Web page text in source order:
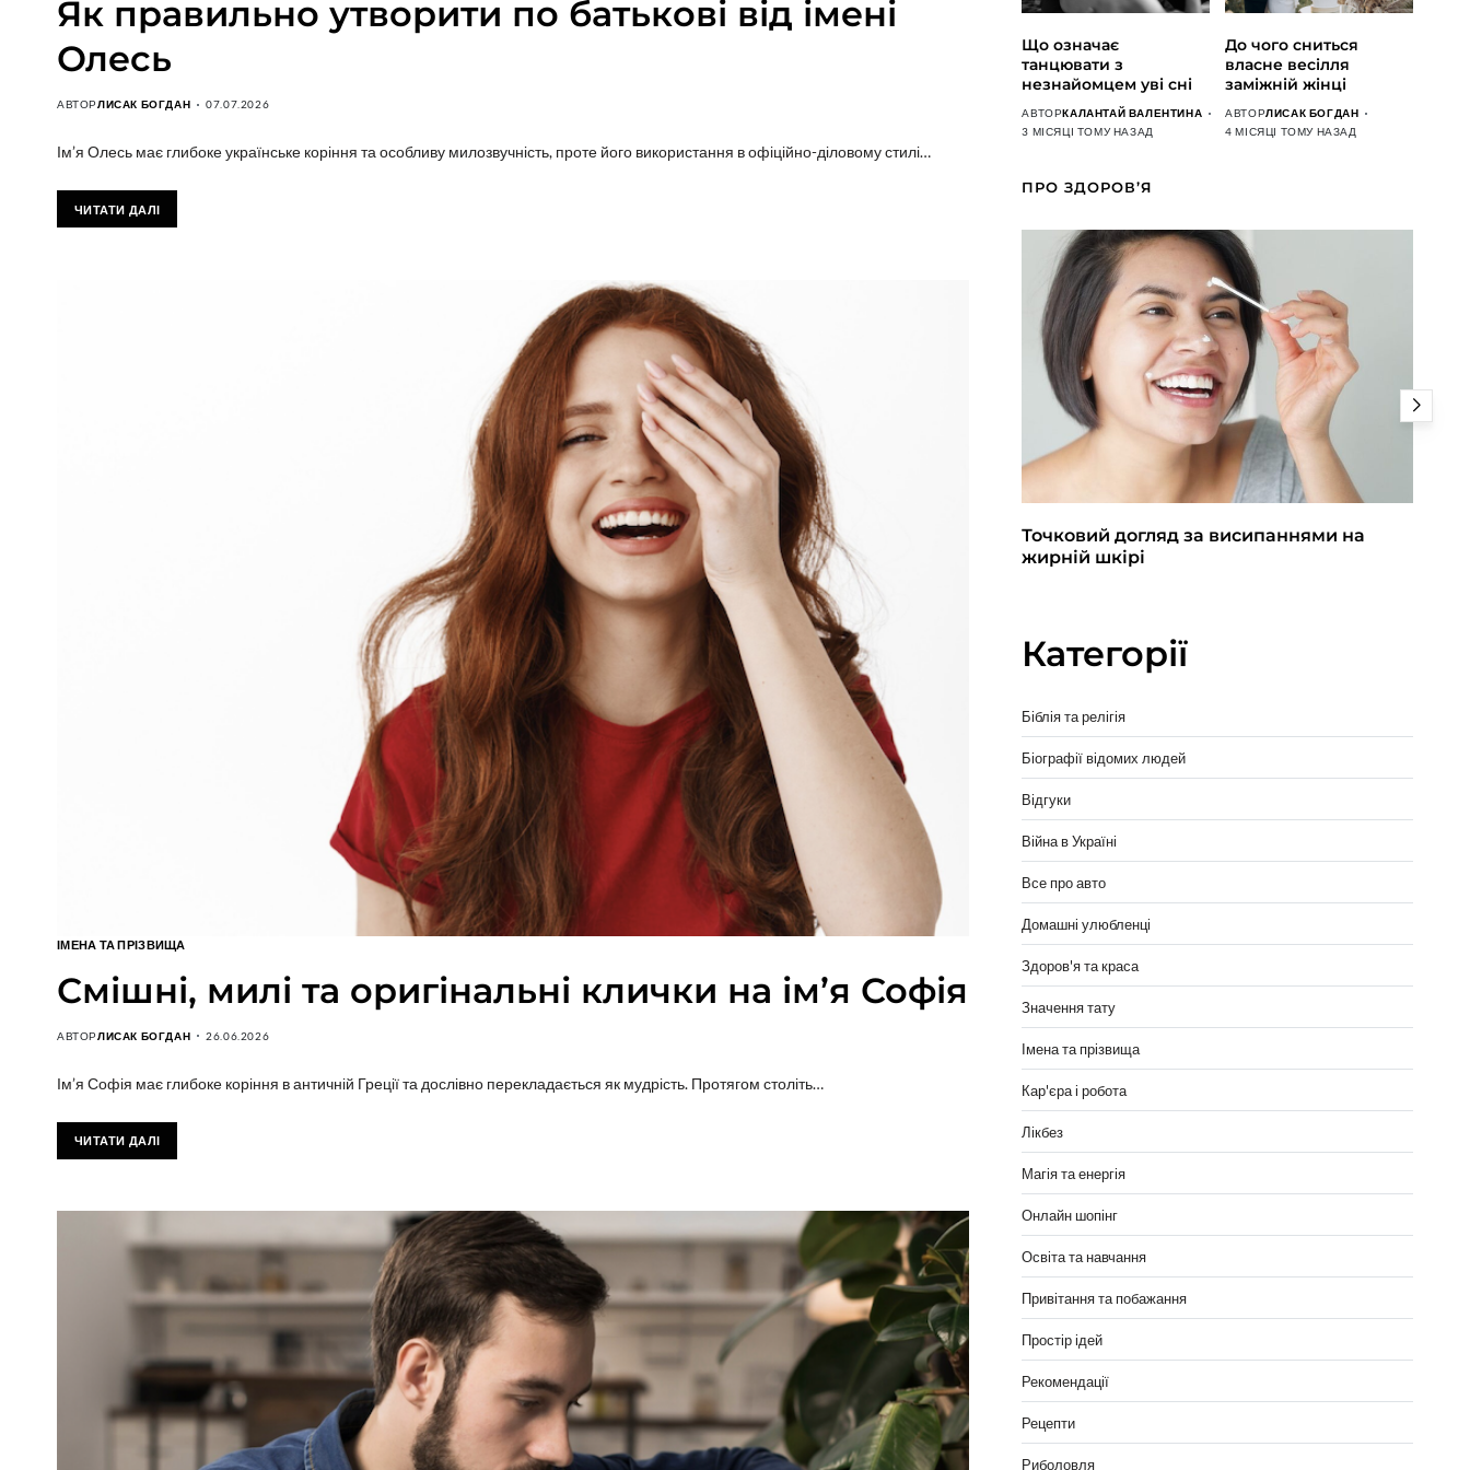
Як правильно утворити по батькові від імені
Олесь
АВТОРЛИСАК БОГДАН 07.07.2026
Ім’я Олесь має глибоке українське коріння та особливу милозвучність, проте його використання в офіційно-діловому стилі…
ЧИТАТИ ДАЛІ
ІМЕНА ТА ПРІЗВИЩА
Смішні, милі та оригінальні клички на ім’я Софія
АВТОРЛИСАК БОГДАН 26.06.2026
Ім’я Софія має глибоке коріння в античній Греції та дослівно перекладається як мудрість. Протягом століть…
ЧИТАТИ ДАЛІ
Що означає
танцювати з
незнайомцем уві сні
АВТОРКАЛАНТАЙ ВАЛЕНТИНА
3 МІСЯЦІ ТОМУ НАЗАД
До чого сниться
власне весілля
заміжній жінці
АВТОРЛИСАК БОГДАН
4 МІСЯЦІ ТОМУ НАЗАД
ПРО ЗДОРОВ’Я
Точковий догляд за висипаннями на
жирній шкірі
Категорії
Біблія та релігія
Біографії відомих людей
Відгуки
Війна в Україні
Все про авто
Домашні улюбленці
Здоров'я та краса
Значення тату
Імена та прізвища
Кар'єра і робота
Лікбез
Магія та енергія
Онлайн шопінг
Освіта та навчання
Привітання та побажання
Простір ідей
Рекомендації
Рецепти
Риболовля